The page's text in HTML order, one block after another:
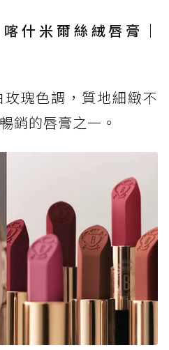
什米爾絲絨唇膏｜
瑰色調，質地細緻不
銷的唇膏之一。